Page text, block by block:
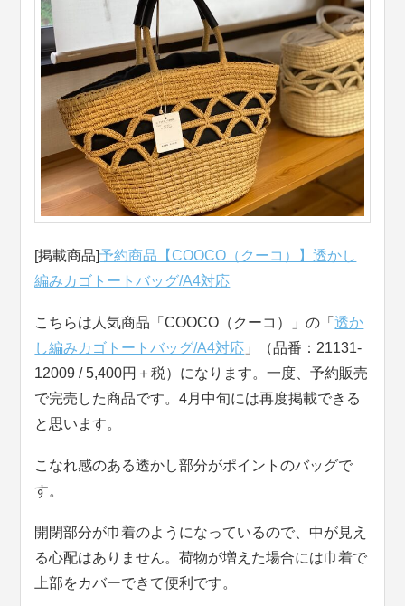
[掲載商品]予約商品【COOCO（クーコ）】透かし
編みカゴトートバッグ/A4対応
こちらは人気商品「COOCO（クーコ）」の「透か
し編みカゴトートバッグ/A4対応 」（品番：21131-
12009 / 5,400円＋税）になります。一度、予約販売
で完売した商品です。4月中旬には再度掲載できる
と思います。
こなれ感のある透かし部分がポイントのバッグで
す。
開閉部分が巾着のようになっているので、中が見え
る心配はありません。荷物が増えた場合には巾着で
上部をカバーできて便利です。